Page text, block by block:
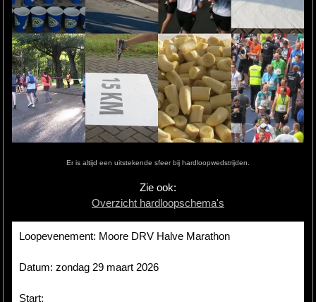
Wedstrijden
Sportvoeding
Ideale
gewicht
Hardlopen
Site
Er is altijd een uitstekende sfeer bij hardloopwedstrijden.
Zie ook:
Overzicht hardloopschema's
Loopevenement: Moore DRV Halve Marathon
Datum: zondag 29 maart 2026
Start: